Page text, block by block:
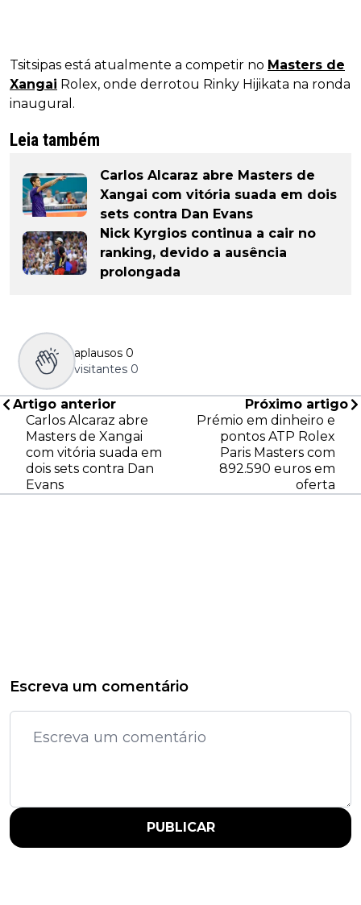
Tsitsipas está atualmente a competir no Masters de
Xangai Rolex, onde derrotou Rinky Hijikata na ronda
inaugural.
Leia também
Carlos Alcaraz abre Masters de
Xangai com vitória suada em dois
sets contra Dan Evans
Nick Kyrgios continua a cair no
ranking, devido a ausência
prolongada
aplausos 0
visitantes 0
Artigo anterior
Carlos Alcaraz abre
Masters de Xangai
com vitória suada em
dois sets contra Dan
Evans
Próximo artigo
Prémio em dinheiro e
pontos ATP Rolex
Paris Masters com
892.590 euros em
oferta
Escreva um comentário
PUBLICAR